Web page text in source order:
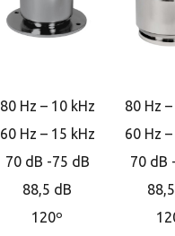
80 Hz – 10 kHz
80 Hz
60 Hz – 15 kHz
60 Hz
70 dB -75 dB
70 dB
88,5 dB
120º